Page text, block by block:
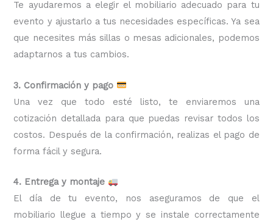
Te ayudaremos a elegir el mobiliario adecuado para tu
evento y ajustarlo a tus necesidades específicas. Ya sea
que necesites más sillas o mesas adicionales, podemos
adaptarnos a tus cambios.
3. Confirmación y pago
Una vez que todo esté listo, te enviaremos una
cotización detallada para que puedas revisar todos los
costos. Después de la confirmación, realizas el pago de
forma fácil y segura.
4. Entrega y montaje
El día de tu evento, nos aseguramos de que el
mobiliario llegue a tiempo y se instale correctamente